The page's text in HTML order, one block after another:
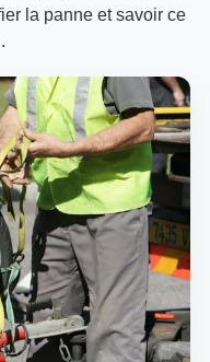
la panne et savoir ce